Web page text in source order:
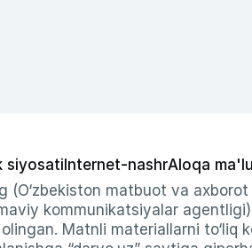
siyosati Internet-nashrAloqa
(O‘zbekiston matbuot va
kommunikatsiyalar
Matnli materiallarni